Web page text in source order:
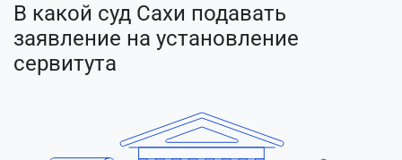
В какой суд Сахи подавать
заявление на установление
сервитута